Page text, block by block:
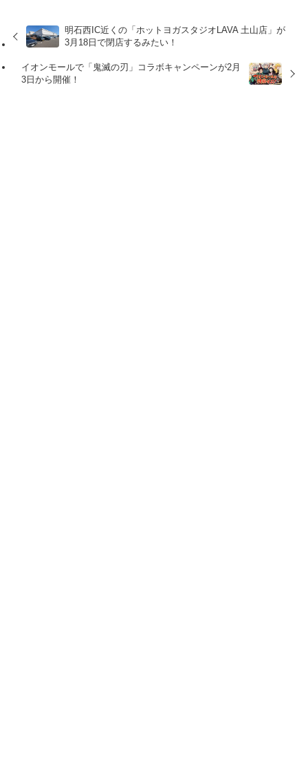
明石西IC近くの「ホットヨガスタジオLAVA 土山店」が
3月18日で閉店するみたい！
イオンモールで「鬼滅の刃」コラボキャンペーンが2月
3日から開催！